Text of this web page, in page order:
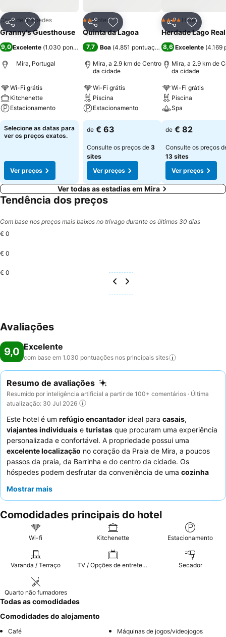
PartilharAdicionar aos favoritos
Casa de hóspedes
Granny's Guesthouse
9,0 Excelente (1.030 pontuações )
Mira, Portugal
Wi-Fi grátis
Kitchenette
Estacionamento
Selecione as datas para
ver os preços exatos.
Ver preços
PartilharAdicionar aos favoritos
2 Estrelas
Hotel
Quinta da Lagoa
7,7 Boa (4.851 pontuações)
Mira, a 2.9 km de Centro
da cidade
Wi-Fi grátis
Piscina
Estacionamento
de € 63
Consulte os preços de 3
sites
Ver preços
Partilhar
4 EstrelasHotel
Herdade Lago Real
8,6 Excelente (4.169
Mira, a 2.9 km de
da cidade
Wi-Fi grátis
Piscina
Spa
de € 82
Consulte os preços
13 sites
Ver preços
Ver todas as estadias em Mira
Tendência dos preços
Com base nos preços mais baixos no trivago durante os últimos 30 dias
€ 0
€ 0
€ 0
Avaliações
9,0 Excelente
com base em 1.030 pontuações nos principais sites
Resumo de avaliações
Resumido por inteligência artificial a partir de 100+ comentários · Última
atualização: 30 Jul 2026
Este hotel é um refúgio encantador ideal para casais,
viajantes individuais e turistas que procuram uma experiência
personalizada e confortável. A propriedade possui uma
excelente localização no coração da Praia de Mira, a poucos
passos da praia, da Barrinha e do centro da cidade. Os
hóspedes podem desfrutar da conveniência de uma cozinha
explorar a área. Os funcionários atenciosos, muitas vezes
sua hospitalidade excecional, e o pequeno-almoço variado, com
croissants frescos e café de qualidade, é um destaque. Para
uma estadia verdadeiramente relaxante, considere utilizar o
manutenção.
Mostrar mais
Comodidades principais do hotel
Wi-fi Kitchenette Estacionamento
Varanda / Terraço TV / Opções de entretenimento Secador
Quarto não fumadores
Todas as comodidades
Comodidades do alojamento
Café Máquinas de jogos/videojogos